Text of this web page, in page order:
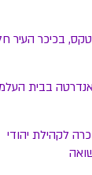
בכיכר העיר
בבית
לקהילת יהודי